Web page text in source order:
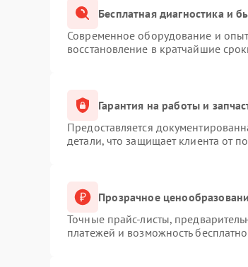
Бесплатная диагностика и
Современное оборудование и
восстановление в кратчайшие
Гарантия на работы и
Предоставляется
детали, что защищает клиента от
Прозрачное
Точные прайс-листы,
платежей и возможность